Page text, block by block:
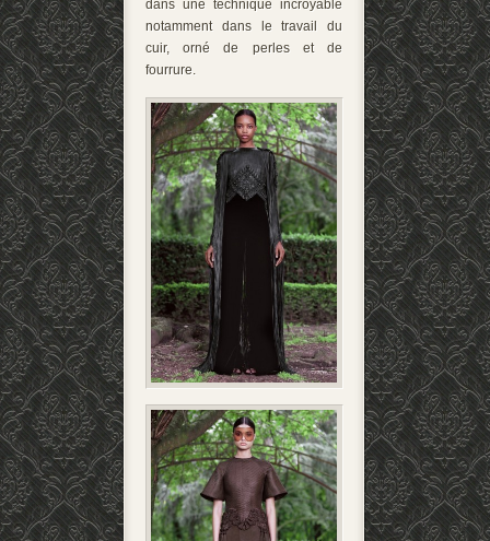
dans une technique incroyable
notamment dans le travail du
cuir, orné de perles et de
fourrure.